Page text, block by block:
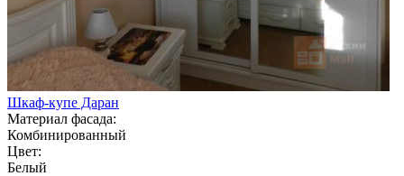
Шкаф-купе Даран
Материал фасада:
Комбинированный
Цвет:
Белый